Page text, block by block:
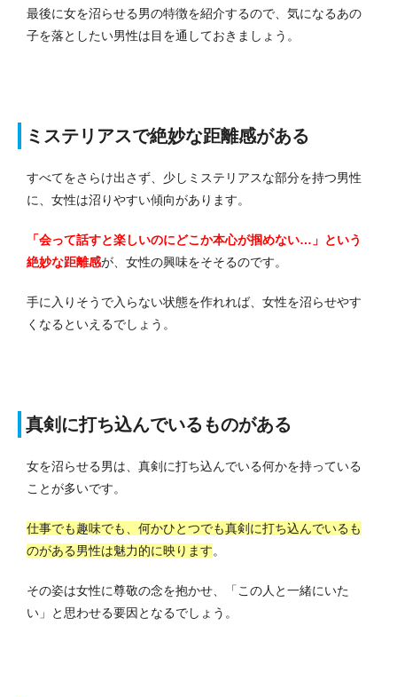
最後に女を沼らせる男の特徴を紹介するので、気になるあの
子を落としたい男性は目を通しておきましょう。
ミステリアスで絶妙な距離感がある
すべてをさらけ出さず、少しミステリアスな部分を持つ男性
に、女性は沼りやすい傾向があります。
「会って話すと楽しいのにどこか本心が掴めない…」という
絶妙な距離感が、女性の興味をそそるのです。
手に入りそうで入らない状態を作れれば、女性を沼らせやす
くなるといえるでしょう。
真剣に打ち込んでいるものがある
女を沼らせる男は、真剣に打ち込んでいる何かを持っている
ことが多いです。
仕事でも趣味でも、何かひとつでも真剣に打ち込んでいるも
のがある男性は魅力的に映ります。
その姿は女性に尊敬の念を抱かせ、「この人と一緒にいた
い」と思わせる要因となるでしょう。